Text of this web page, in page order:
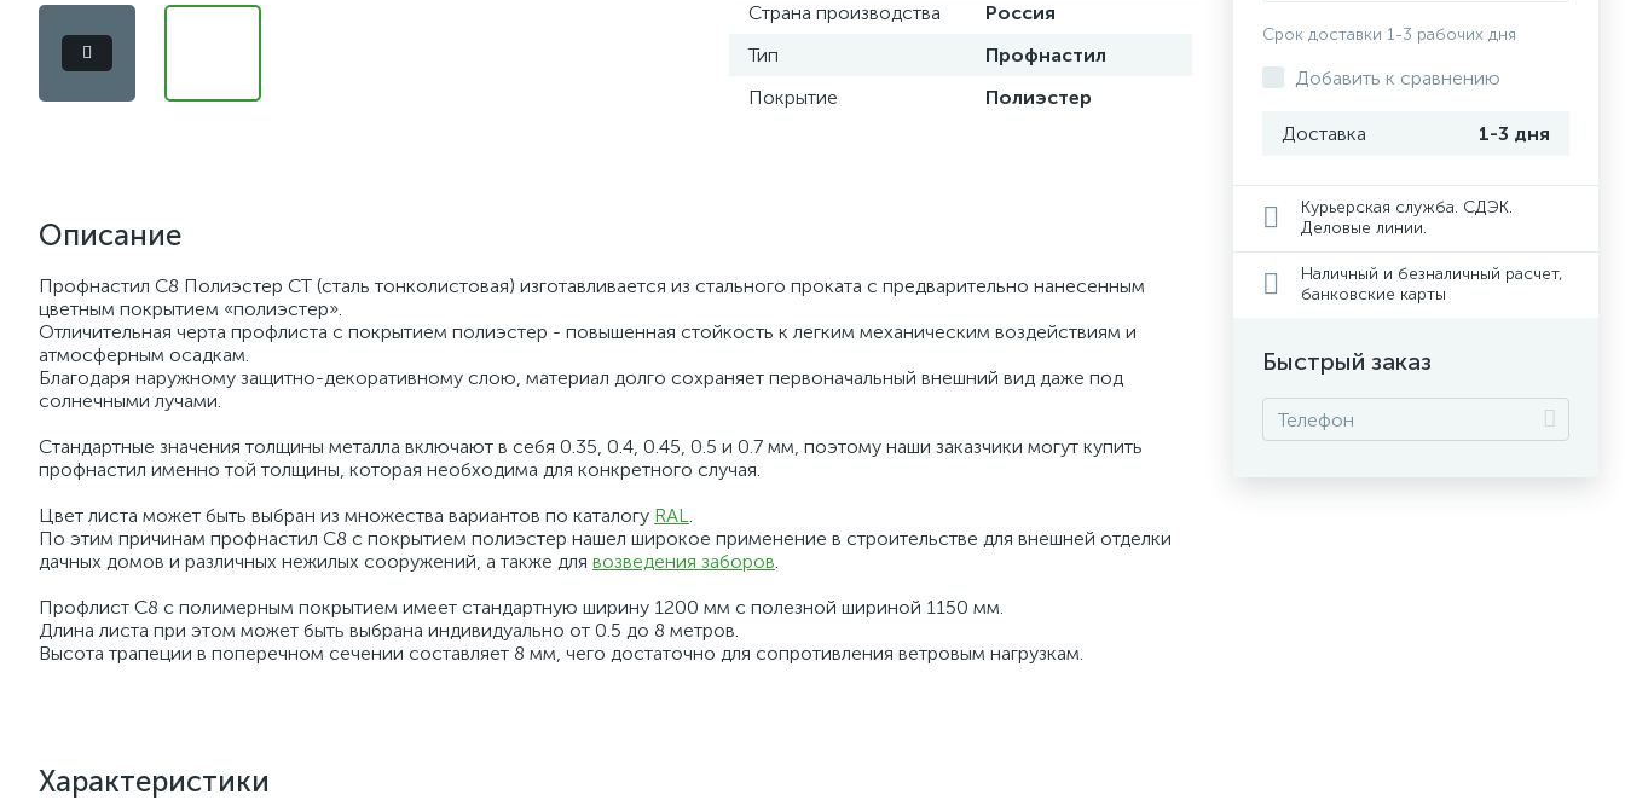
Страна производства
Россия
Тип
Профнастил
Покрытие
Полиэстер
Описание
Профнастил С8 Полиэстер СТ (сталь тонколистовая) изготавливается из стального проката с предварительно нанесенным
цветным покрытием «полиэстер».
Отличительная черта профлиста с покрытием полиэстер - повышенная стойкость к легким механическим воздействиям и
атмосферным осадкам.
Благодаря наружному защитно-декоративному слою, материал долго сохраняет первоначальный внешний вид даже под
солнечными лучами.
Стандартные значения толщины металла включают в себя 0.35, 0.4, 0.45, 0.5 и 0.7 мм, поэтому наши заказчики могут купить
профнастил именно той толщины, которая необходима для конкретного случая.
Цвет листа может быть выбран из множества вариантов по каталогу RAL.
По этим причинам профнастил С8 с покрытием полиэстер нашел широкое применение в строительстве для внешней отделки
дачных домов и различных нежилых сооружений, а также для возведения заборов.
Профлист С8 с полимерным покрытием имеет стандартную ширину 1200 мм с полезной шириной 1150 мм.
Длина листа при этом может быть выбрана индивидуально от 0.5 до 8 метров.
Высота трапеции в поперечном сечении составляет 8 мм, чего достаточно для сопротивления ветровым нагрузкам.
Характеристики
Срок доставки 1-3 рабочих дня
Добавить к сравнению
Доставка 1-3 дня
Курьерская служба. СДЭК.
Деловые линии.
Наличный и безналичный расчет,
банковские карты
Быстрый заказ